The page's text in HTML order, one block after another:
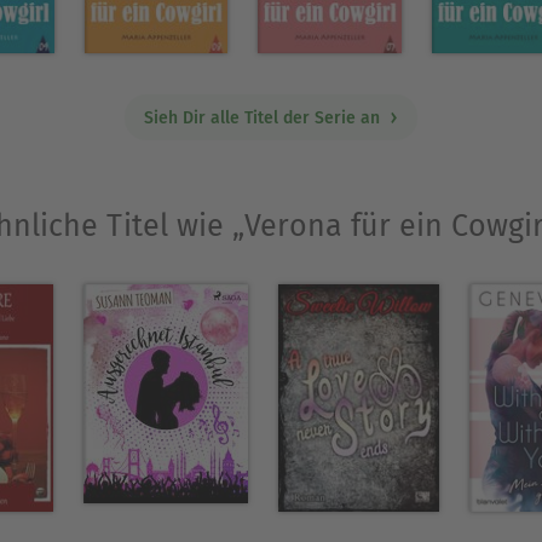
Ausblenden
Sieh Dir alle Titel der Serie an
Titel wie „Verona für ein